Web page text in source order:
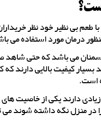
طعم بی نظیر خود نظر
درمان مورد استفاده می
می باشد که حتی
کیفیت بالایی دارند
است.
دارند یکی از خاصیت
در منزل نگه داشته شوند می